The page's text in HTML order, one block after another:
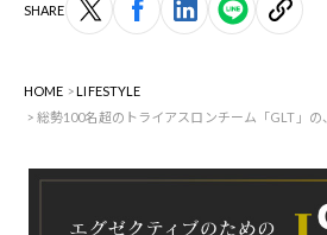
SHARE
HOME
LIFESTYLE
総勢100名超のトライアスロンチーム「GLT」の